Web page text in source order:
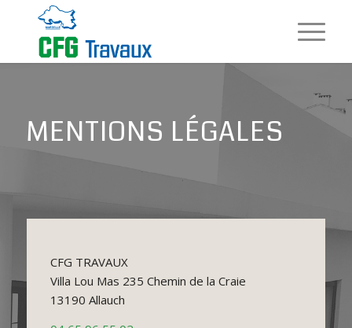
MENTIONS LÉGALES
CFG TRAVAUX
Villa Lou Mas 235 Chemin de la Craie
13190 Allauch